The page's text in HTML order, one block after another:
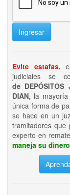
Ingresar
Evite estafas,
judiciales se
de
DIAN, la
única forma de
se hace en un
tramitadores que
experto en
maneja su